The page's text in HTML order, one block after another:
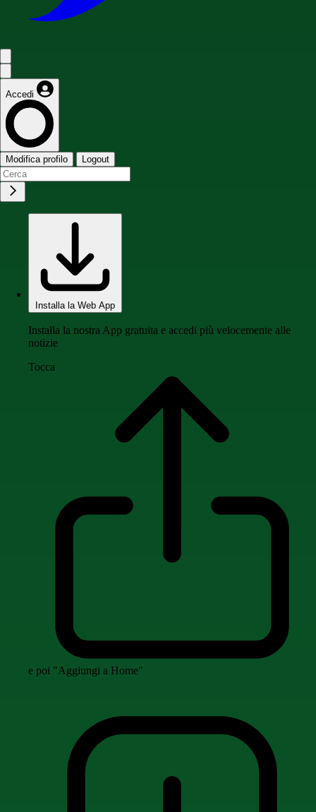
Accedi
Modifica profilo Logout
Installa la Web App
Installa la nostra App gratuita e accedi più velocemente alle
notizie
Tocca
e poi "Aggiungi a Home"